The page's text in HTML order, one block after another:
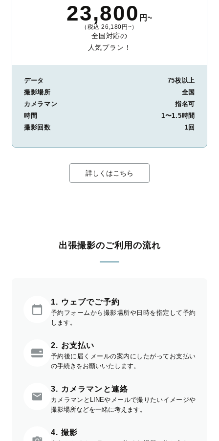
23,800 円~
（税込 26,180円~）
全国対応の
人気プラン！
データ
75枚以上
撮影場所
全国
カメラマン
指名可
時間
1〜1.5時間
撮影回数
1回
詳しくはこちら
出張撮影のご利用の流れ
1. ウェブでご予約
予約フォームから撮影場所や日時を指定して予約
します。
2. お支払い
予約後に届くメールの案内にしたがってお支払い
の手続きをお願いいたします。
3. カメラマンと連絡
カメラマンとLINEやメールで撮りたいイメージや
撮影場所などを一緒に考えます。
4. 撮影